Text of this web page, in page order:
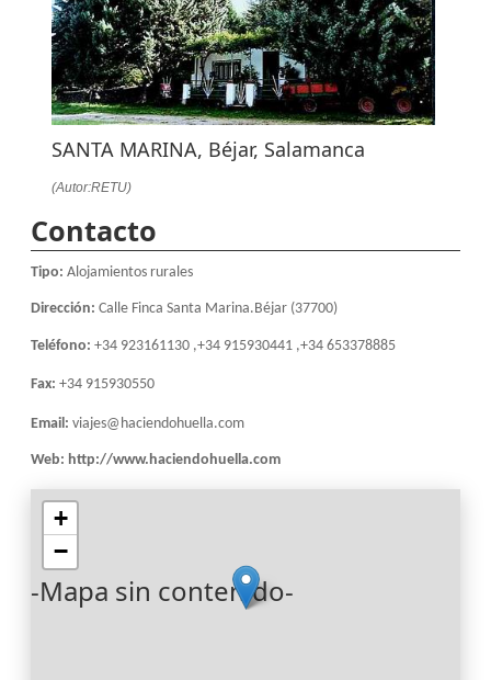
NAVEGACIÓN
SANTA MARINA, Béjar, Salamanca
(Autor:RETU)
Contacto
Tipo:Alojamientos rurales
Dirección:Calle Finca Santa Marina.Béjar (37700)
Teléfono:+34 923161130 ,+34 915930441 ,+34 653378885
Fax:+34 915930550
Email:viajes@haciendohuella.com
Web: http://www.haciendohuella.com
-Mapa sin contenido-
+
−